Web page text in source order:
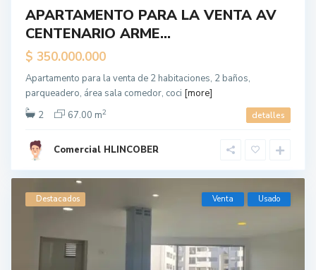
APARTAMENTO PARA LA VENTA AV
CENTENARIO ARME...
$ 350.000.000
Apartamento para la venta de 2 habitaciones, 2 baños,
parqueadero, área sala comedor, coci [more]
2
67.00 m2 detalles
Comercial HLINCOBER
Destacados Venta Usado